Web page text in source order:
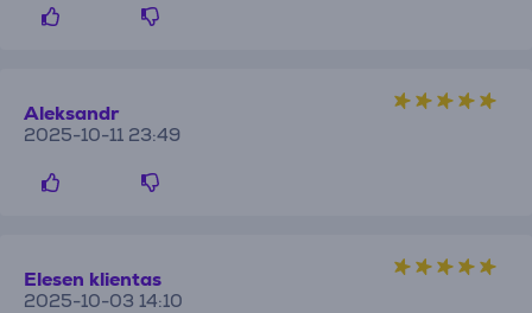
Aleksandr
2025-10-11 23:49
Elesen klientas
2025-10-03 14:10